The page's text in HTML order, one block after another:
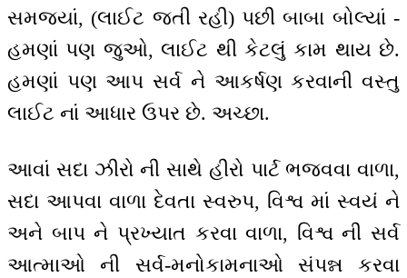
સમજ્યાં, (લાઈટ જતી રહી) પછી બાબા બોલ્યાં -
હમણાં પણ જુઓ, લાઈટ થી કેટલું કામ થાય છે.
હમણાં પણ આપ સર્વ ને આકર્ષણ કરવાની વસ્તુ
લાઈટ નાં આધાર ઉપર છે. અચ્છા.
આવાં સદા ઝીરો ની સાથે હીરો પાર્ટ ભજવવા વાળા,
સદા આપવા વાળા દેવતા સ્વરુપ, વિશ્વ માં સ્વયં ને
અને બાપ ને પ્રખ્યાત કરવા વાળા, વિશ્વ ની સર્વ
આત્માઓ ની સર્વ-મનોકામનાઓ સંપન્ન કરવા